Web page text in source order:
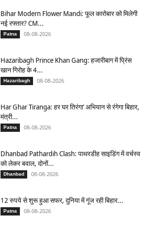
Bihar Modern Flower Mandi: फूल कारोबार को मिलेगी
नई रफ्तार? CM...
Patna 08-08-2026
Hazaribagh Prince Khan Gang: हजारीबाग में प्रिंस
खान गिरोह के 4...
Hazaribagh 08-08-2026
Har Ghar Tiranga: हर घर तिरंगा’ अभियान से रंगेगा बिहार,
मंत्री...
Patna 08-08-2026
Dhanbad Pathardih Clash: पाथरडीह साइडिंग में वर्चस्व
को लेकर बवाल, दोनों...
Dhanbad 08-08-2026
12 रुपये से शुरू हुआ सफर, दुनिया में गूंज रही बिहार...
Patna 08-08-2026